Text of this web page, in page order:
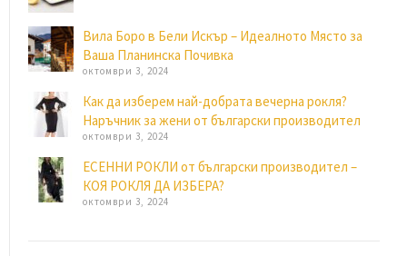
Вила Боро в Бели Искър – Идеалното Място за
Ваша Планинска Почивка
октомври 3, 2024
Как да изберем най-добрата вечерна рокля?
Наръчник за жени от български производител
октомври 3, 2024
ЕСЕННИ РОКЛИ от български производител –
КОЯ РОКЛЯ ДА ИЗБЕРА?
октомври 3, 2024